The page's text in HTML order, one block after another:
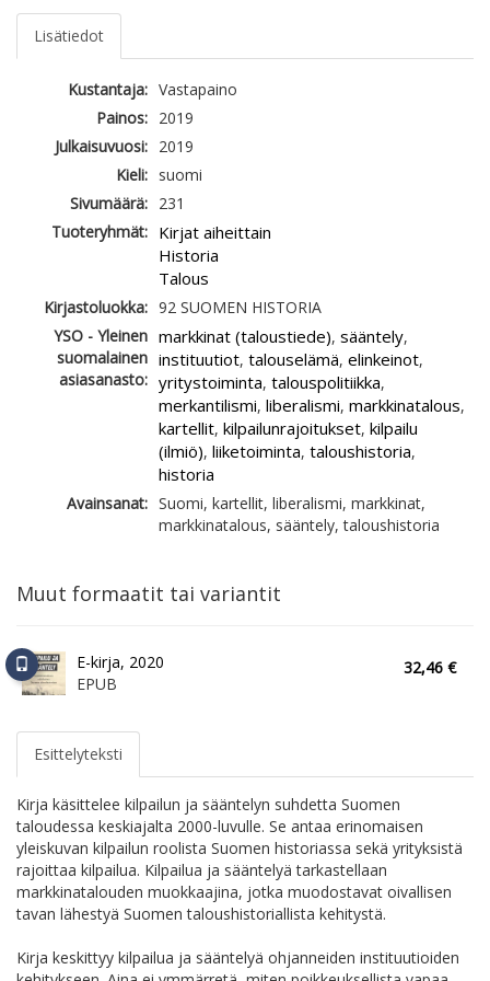
Lisätiedot
Kustantaja: Vastapaino
Painos: 2019
Julkaisuvuosi: 2019
Kieli: suomi
Sivumäärä: 231
Tuoteryhmät: Kirjat aiheittain
Historia
Talous
Kirjastoluokka: 92 SUOMEN HISTORIA
YSO - Yleinen
suomalainen
asiasanasto:
markkinat (taloustiede), sääntely,
instituutiot, talouselämä, elinkeinot,
yritystoiminta, talouspolitiikka,
merkantilismi, liberalismi, markkinatalous,
kartellit, kilpailunrajoitukset, kilpailu
(ilmiö), liiketoiminta, taloushistoria,
historia
Avainsanat: Suomi, kartellit, liberalismi, markkinat,
markkinatalous, sääntely, taloushistoria
Muut formaatit tai variantit
E-kirja, 2020
EPUB
32,46 €
Esittelyteksti
Kirja käsittelee kilpailun ja sääntelyn suhdetta Suomen
taloudessa keskiajalta 2000-luvulle. Se antaa erinomaisen
yleiskuvan kilpailun roolista Suomen historiassa sekä yrityksistä
rajoittaa kilpailua. Kilpailua ja sääntelyä tarkastellaan
markkinatalouden muokkaajina, jotka muodostavat oivallisen
tavan lähestyä Suomen taloushistoriallista kehitystä.
Kirja keskittyy kilpailua ja sääntelyä ohjanneiden instituutioiden